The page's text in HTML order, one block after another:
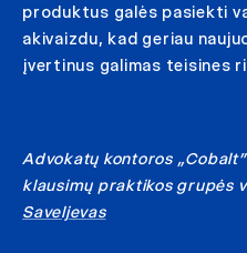
produktus galės pasiekti
akivaizdu, kad geriau
įvertinus galimas teisines
Advokatų kontoros
klausimų praktikos grupės
Saveljevas